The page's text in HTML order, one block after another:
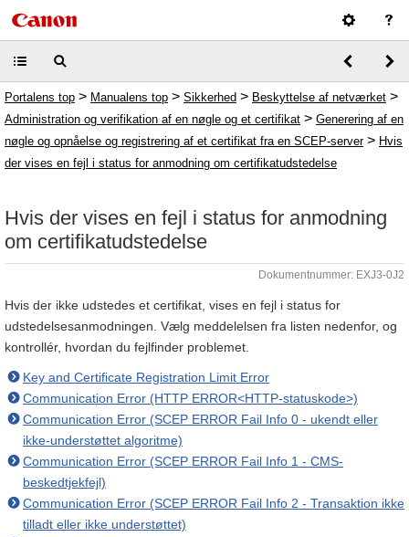
Portalens top > Manualens top > Sikkerhed > Beskyttelse af netværket >
Administration og verifikation af en nøgle og et certifikat > Generering af en
nøgle og opnåelse og registrering af et certifikat fra en SCEP-server> Hvis
der vises en fejl i status for anmodning om certifikatudstedelse
Hvis der vises en fejl i status for anmodning
om certifikatudstedelse
Dokumentnummer: EXJ3-0J2
Hvis der ikke udstedes et certifikat, vises en fejl i status for
udstedelsesanmodningen. Vælg meddelelsen fra listen nedenfor, og
kontrollér, hvordan du fejlfinder problemet.
Key and Certificate Registration Limit Error
Communication Error (HTTP ERROR<HTTP-statuskode>)
Communication Error (SCEP ERROR Fail Info 0 - ukendt eller
ikke-understøttet algoritme)
Communication Error (SCEP ERROR Fail Info 1 - CMS-
beskedtjekfejl)
Communication Error (SCEP ERROR Fail Info 2 - Transaktion ikke
tilladt eller ikke understøttet)